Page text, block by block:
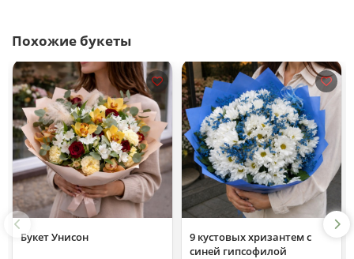
Похожие букеты
Букет Унисон
9 кустовых хризантем с
синей гипсофилой